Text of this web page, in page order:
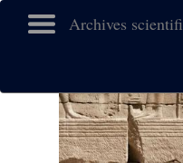
Archives